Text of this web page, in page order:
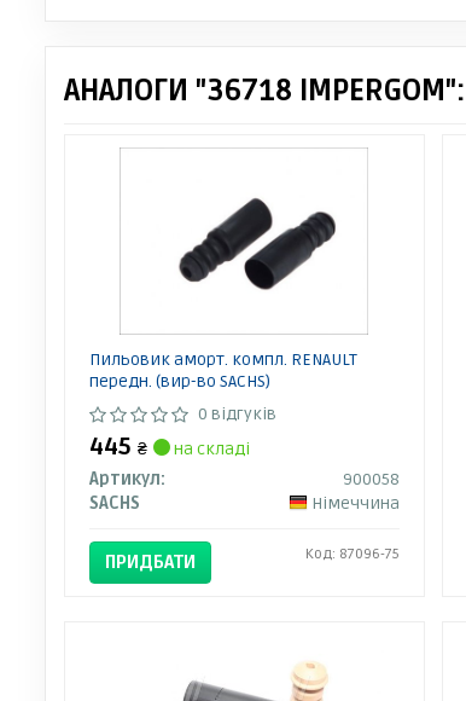
АНАЛОГИ "36718 IMPERGOM":
Пильовик аморт. компл. RENAULT
передн. (вир-во SACHS)
0 відгуків
445 ₴
на складі
Артикул:
900058
SACHS
Німеччина
ПРИДБАТИ Код: 87096-75